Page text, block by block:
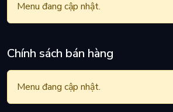
Menu đang cập nhật.
Chính sách bán hàng
Menu đang cập nhật.